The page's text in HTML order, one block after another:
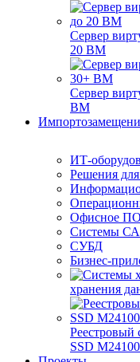
Сервер
20 ВМ
Сервер
ВМ
ИТ-
Решения
Офисное ПО
Системы
СУБД
Бизнес-
хранения
Реестровый
SSD